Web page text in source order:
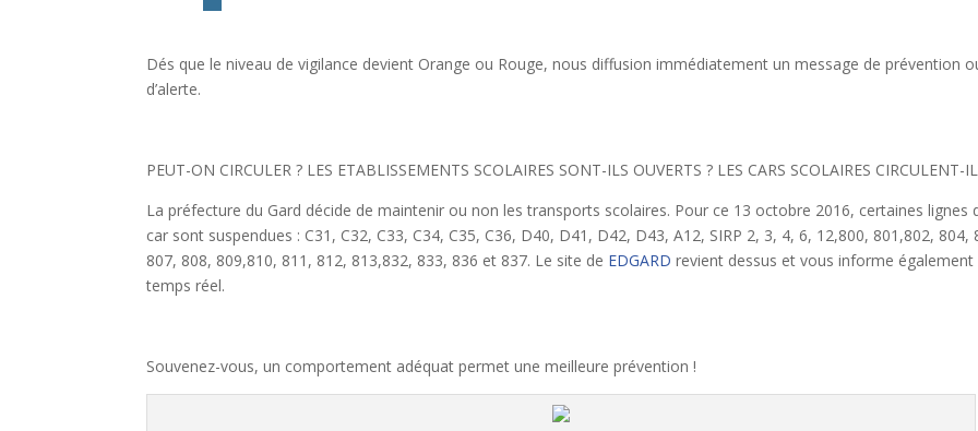
Dés que le niveau de vigilance devient Orange ou Rouge, nous diffusion immédiatement un message de prévention
d’alerte.
PEUT-ON CIRCULER ? LES ETABLISSEMENTS SCOLAIRES SONT-ILS OUVERTS ? LES CARS SCOLAIRES CIRCULENT-
La préfecture du Gard décide de maintenir ou non les transports scolaires. Pour ce 13 octobre 2016, certaines lignes
car sont suspendues : C31, C32, C33, C34, C35, C36, D40, D41, D42, D43, A12, SIRP 2, 3, 4, 6, 12,800, 801,802, 804,
807, 808, 809,810, 811, 812, 813,832, 833, 836 et 837. Le site de EDGARD revient dessus et vous informe également
temps réel.
Souvenez-vous, un comportement adéquat permet une meilleure prévention !